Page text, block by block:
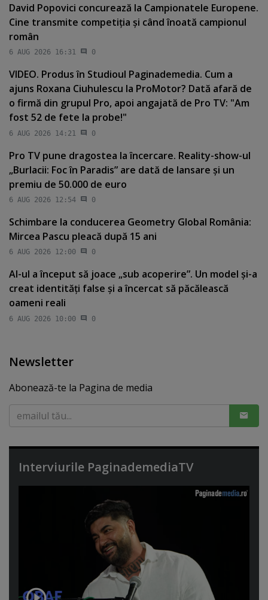
David Popovici concurează la Campionatele Europene.
Cine transmite competiţia şi când înoată campionul
român
6 AUG 2026 16:31 0
VIDEO. Produs în Studioul Paginademedia. Cum a
ajuns Roxana Ciuhulescu la ProMotor? Dată afară de
o firmă din grupul Pro, apoi angajată de Pro TV: "Am
fost 52 de fete la probe!"
6 AUG 2026 14:21 0
Pro TV pune dragostea la încercare. Reality-show-ul
„Burlacii: Foc în Paradis” are dată de lansare şi un
premiu de 50.000 de euro
6 AUG 2026 12:54 0
Schimbare la conducerea Geometry Global România:
Mircea Pascu pleacă după 15 ani
6 AUG 2026 12:00 0
AI-ul a început să joace „sub acoperire”. Un model şi-a
creat identităţi false şi a încercat să păcălească
oameni reali
6 AUG 2026 10:00 0
Newsletter
Abonează-te la Pagina de media
Interviurile PaginademediaTV